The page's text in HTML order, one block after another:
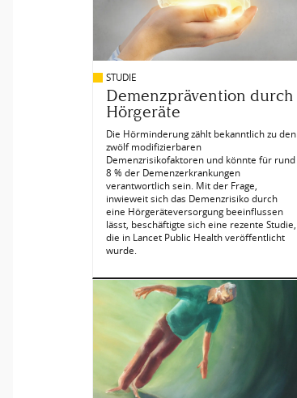
STUDIE
Demenzprävention durch
Hörgeräte
Die Hörminderung zählt bekanntlich zu den
zwölf modifizierbaren
Demenzrisikofaktoren und könnte für rund
8 % der Demenzerkrankungen
verantwortlich sein. Mit der Frage,
inwieweit sich das Demenzrisiko durch
eine Hörgeräteversorgung beeinflussen
lässt, beschäftigte sich eine rezente Studie,
die in Lancet Public Health veröffentlicht
wurde.